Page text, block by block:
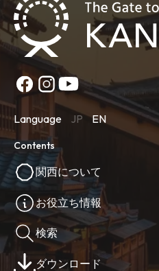
Language JP EN
Contents
関西について
お役立ち情報
検索
ダウンロード